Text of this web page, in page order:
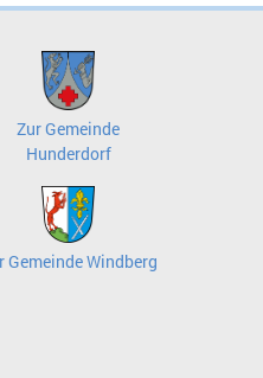
Zur Gemeinde
Hunderdorf
Gemeinde Windberg